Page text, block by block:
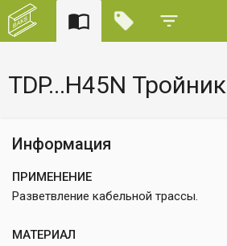
TDP...H45N Тройник
Информация
ПРИМЕНЕНИЕ
Разветвление кабельной трассы.
МАТЕРИАЛ